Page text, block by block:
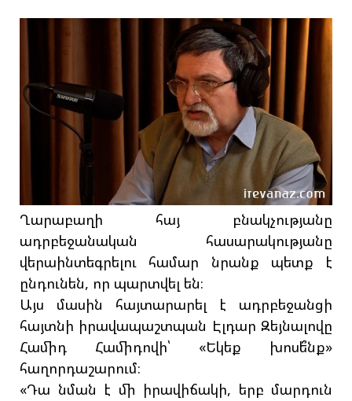
Ղարաբաղի հայ բնակչությանը
ադրբեջանական հասարակությանը
վերաինտեգրելու համար նրանք պետք է
ընդունեն, որ պարտվել են։
Այս մասին հայտարարել է ադրբեջանցի
հայտնի իրավապաշտպան Էլդար Զեյնալովը
Համիդ Համիդովի՝ «Եկեք խոսե՞նք»
հաղորդաշարում։
«Դա նման է մի իրավիճակի, երբ մարդուն